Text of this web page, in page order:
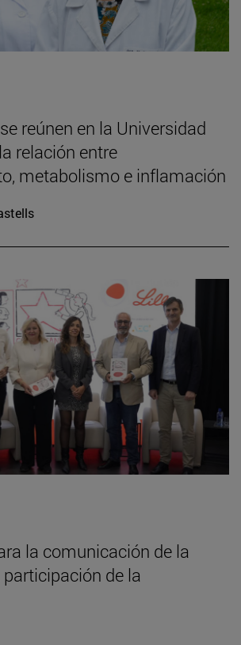
reúnen en la Universidad
relación entre
metabolismo e inflamación
la comunicación de la
de la